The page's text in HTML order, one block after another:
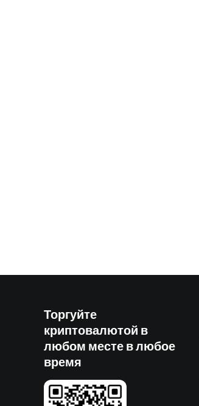
Торгуйте
криптовалютой в
любом месте в любое
время